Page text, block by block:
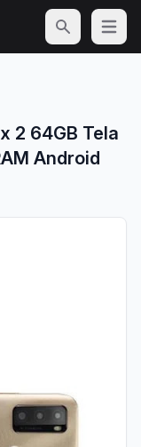
Open
2 64GB Tela
Android